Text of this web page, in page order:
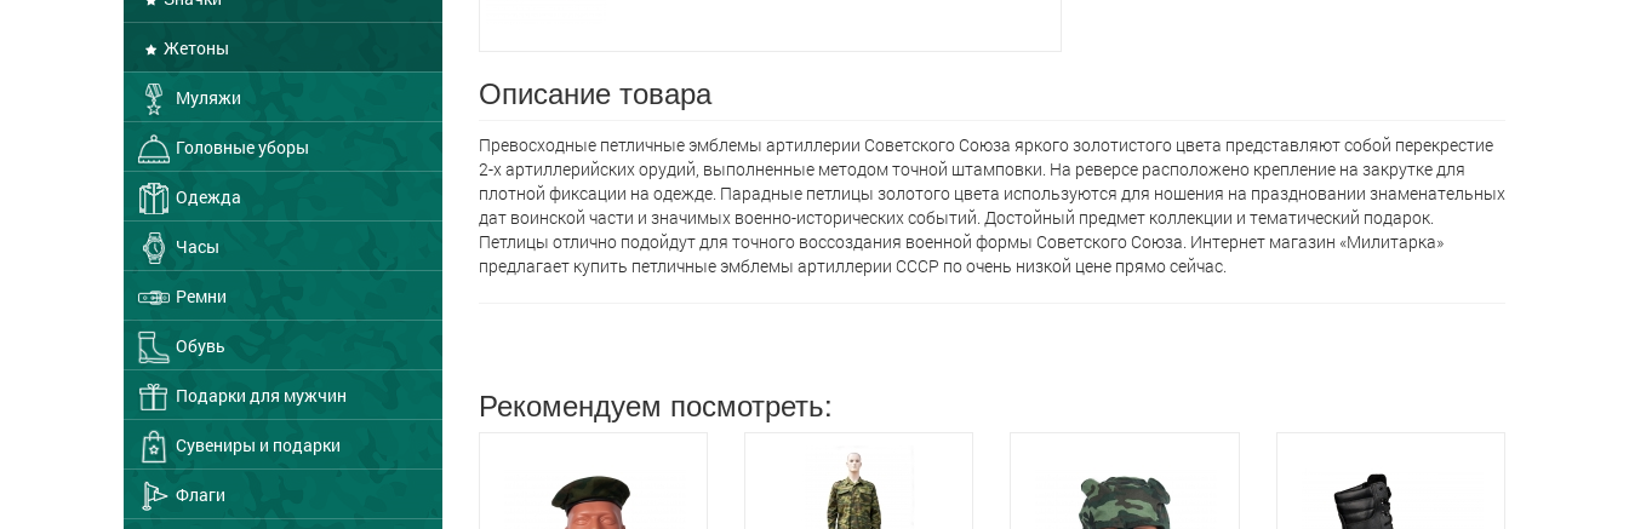
Жетоны
Муляжи
Головные уборы
Одежда
Часы
Ремни
Обувь
Подарки для мужчин
Сувениры и подарки
Флаги
Описание товара
Превосходные петличные эмблемы артиллерии Советского Союза яркого золотистого цвета представляют собой перекрестие
2-х артиллерийских орудий, выполненные методом точной штамповки. На реверсе расположено крепление на закрутке для
плотной фиксации на одежде. Парадные петлицы золотого цвета используются для ношения на праздновании знаменательных
дат воинской части и значимых военно-исторических событий. Достойный предмет коллекции и тематический подарок.
Петлицы отлично подойдут для точного воссоздания военной формы Советского Союза. Интернет магазин «Милитарка»
предлагает кyпить петличные эмблемы артиллерии СССР по очень низкой цене прямо сейчас.
Рекомендуем посмотреть: